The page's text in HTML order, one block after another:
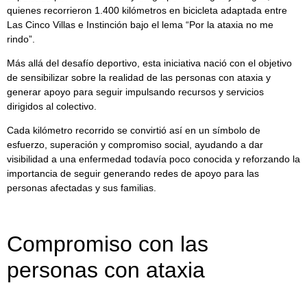
quienes recorrieron 1.400 kilómetros en bicicleta adaptada entre
Las Cinco Villas e Instinción bajo el lema “Por la ataxia no me
rindo”.
Más allá del desafío deportivo, esta iniciativa nació con el objetivo
de sensibilizar sobre la realidad de las personas con ataxia y
generar apoyo para seguir impulsando recursos y servicios
dirigidos al colectivo.
Cada kilómetro recorrido se convirtió así en un símbolo de
esfuerzo, superación y compromiso social, ayudando a dar
visibilidad a una enfermedad todavía poco conocida y reforzando la
importancia de seguir generando redes de apoyo para las
personas afectadas y sus familias.
Compromiso con las
personas con ataxia